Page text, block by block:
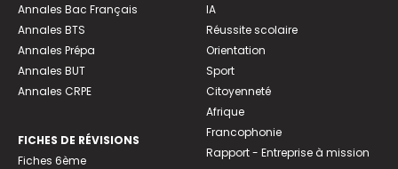
Annales Bac Français
Annales BTS
Annales Prépa
Annales BUT
Annales CRPE
FICHES DE RÉVISIONS
Fiches 6ème
IA
Réussite scolaire
Orientation
Sport
Citoyenneté
Afrique
Francophonie
Rapport - Entreprise à mission